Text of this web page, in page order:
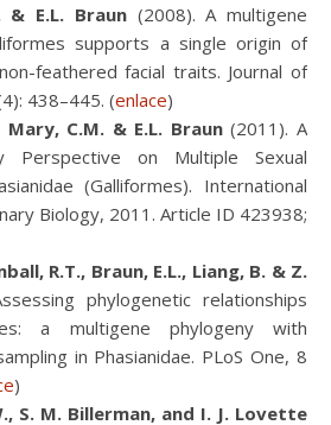
& E.L. Braun(2008). A multigene
supports a single origin of
feathered facial traits. Journal of
438–445. (enlace)
Mary, C.M. & E.L. Braun(2011). A
Perspective on Multiple Sexual
(Galliformes). International
Biology, 2011. Article ID 423938;
R.T., Braun, E.L., Liang, B. & Z.
phylogenetic relationships
a multigene phylogeny with
in Phasianidae. PLoS One, 8
)
S. M. Billerman, and I. J. Lovette